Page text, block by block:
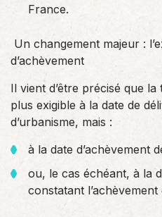
France.
Un changement majeur :
d’achèvement
Il vient d’être précisé que la
plus exigible à la date de
d’urbanisme, mais :
à la date d’achèvement
ou, le cas échéant, à la
constatant l’achèvement